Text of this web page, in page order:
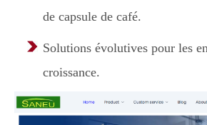
de capsule de café.
Solutions évolutives pour les
croissance.